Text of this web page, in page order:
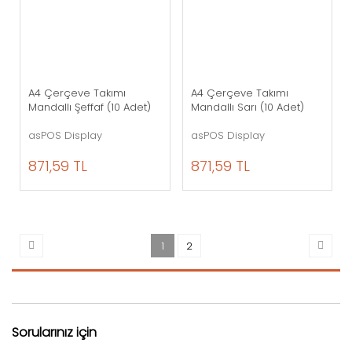
A4 Çerçeve Takımı
Mandallı Şeffaf (10 Adet)
asPOS Display
871,59 TL
A4 Çerçeve Takımı
Mandallı Sarı (10 Adet)
asPOS Display
871,59 TL
1 2
Sorularınız için